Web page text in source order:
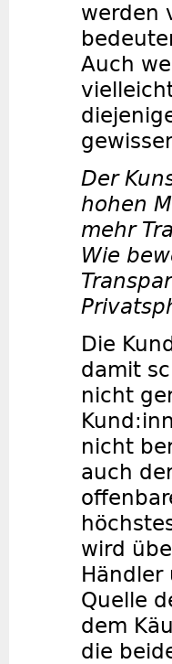
werden
Auch
Der
hohen
mehr
Wie
Die
damit
nicht
nicht
auch
wird
Händler
Quelle
dem
die